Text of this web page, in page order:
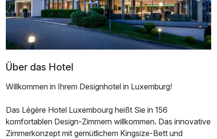
Über das Hotel
Willkommen in Ihrem Designhotel in Luxemburg!
Das Légère Hotel Luxembourg heißt Sie in 156
komfortablen Design-Zimmern willkommen. Das innovative
Zimmerkonzept mit gemütlichem Kingsize-Bett und